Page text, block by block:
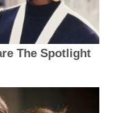
The Spotlight